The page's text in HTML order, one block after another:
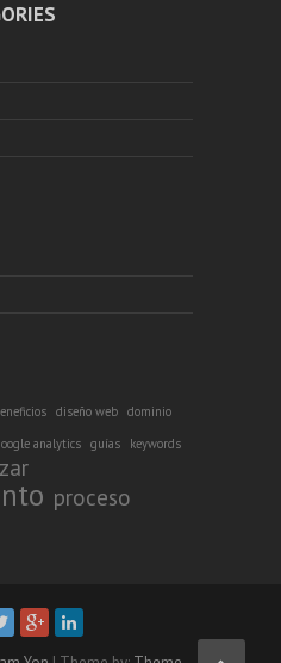
diseño web dominio
analytics guías
keywords
proceso